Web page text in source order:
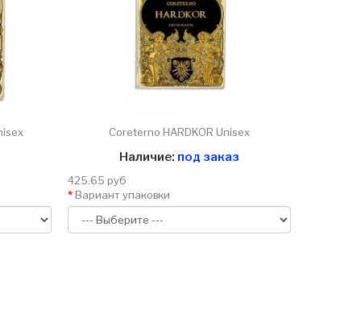
Coreterno HARDKOR Unisex
Наличие: под заказ
425.65 руб
Вариант упаковки